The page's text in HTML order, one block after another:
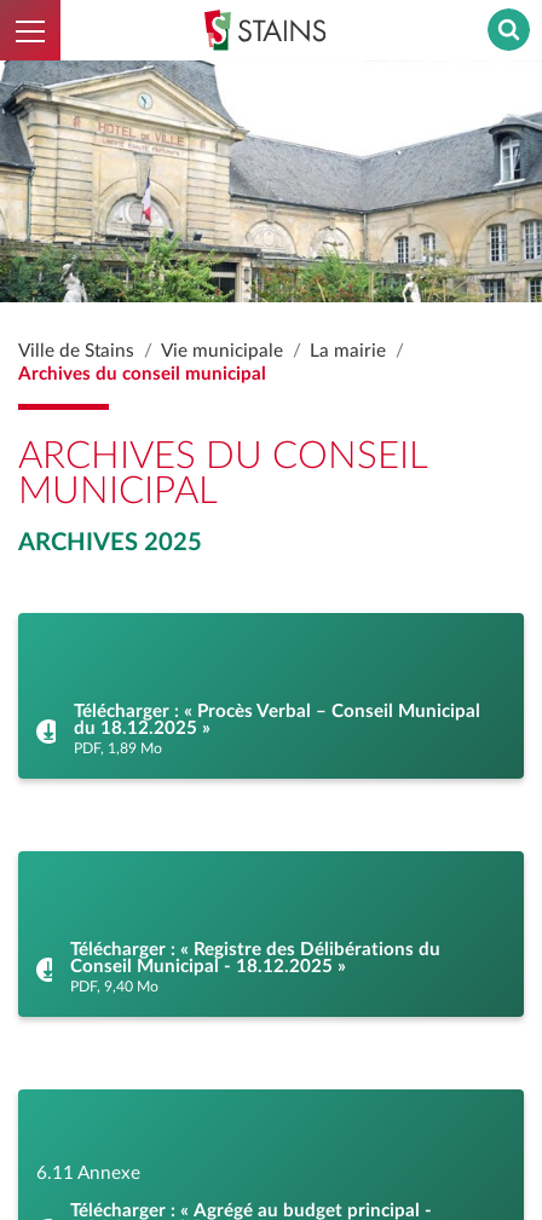
Ouvrir le menu Stains - Retour à l'accueil
Ville de Stains Vie municipale
La mairie
Archives du conseil municipal
ARCHIVES DU CONSEIL
MUNICIPAL
ARCHIVES 2025
Télécharger : « Procès Verbal – Conseil Municipal
du 18.12.2025 »
PDF, 1,89 Mo
Télécharger : « Registre des Délibérations du
Conseil Municipal - 18.12.2025 »
PDF, 9,40 Mo
6.11 Annexe
Télécharger : « Agrégé au budget principal -